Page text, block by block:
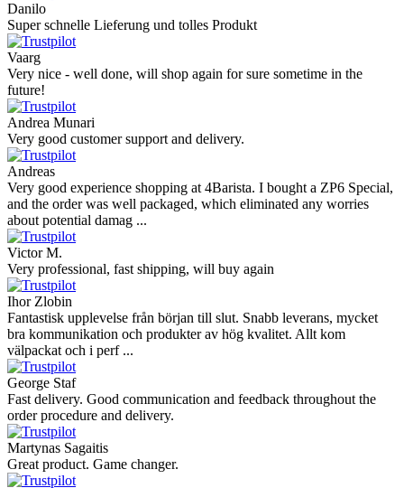
Danilo
Super schnelle Lieferung und tolles Produkt
Vaarg
Very nice - well done, will shop again for sure sometime in the
future!
Andrea Munari
Very good customer support and delivery.
Andreas
Very good experience shopping at 4Barista. I bought a ZP6 Special,
and the order was well packaged, which eliminated any worries
about potential damag ...
Victor M.
Very professional, fast shipping, will buy again
Ihor Zlobin
Fantastisk upplevelse från början till slut. Snabb leverans, mycket
bra kommunikation och produkter av hög kvalitet. Allt kom
välpackat och i perf ...
George Staf
Fast delivery. Good communication and feedback throughout the
order procedure and delivery.
Martynas Sagaitis
Great product. Game changer.